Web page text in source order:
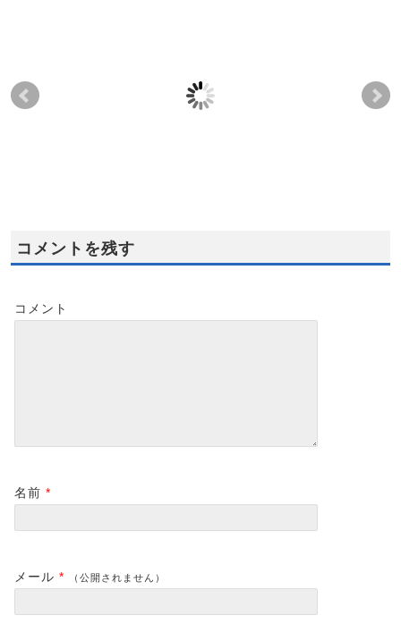
コメントを残す
コメント
名前 *
メール * （公開されません）